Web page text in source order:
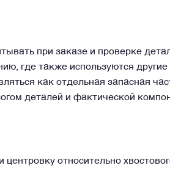
при заказе и проверке
где также используются другие
как отдельная запасная
деталей и фактической
относительно